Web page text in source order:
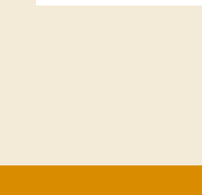
CHRONIQUES MÉCANIQUES